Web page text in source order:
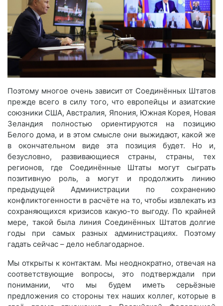
Поэтому многое очень зависит от Соединённых Штатов
прежде всего в силу того, что европейцы и азиатские
союзники США, Австралия, Япония, Южная Корея, Новая
Зеландия полностью ориентируются на позицию
Белого дома, и в этом смысле они выжидают, какой же
в окончательном виде эта позиция будет. Но и,
безусловно, развивающиеся страны, страны, тех
регионов, где Соединённые Штаты могут сыграть
позитивную роль, а могут и продолжить линию
предыдущей Администрации по сохранению
конфликтогенности в расчёте на то, чтобы извлекать из
сохраняющихся кризисов какую-то выгоду. По крайней
мере, такой была линия Соединённых Штатов долгие
годы при самых разных администрациях. Поэтому
гадать сейчас – дело неблагодарное.
Мы открыты к контактам. Мы неоднократно, отвечая на
соответствующие вопросы, это подтверждали при
понимании, что мы будем иметь серьёзные
предложения со стороны тех наших коллег, которые в